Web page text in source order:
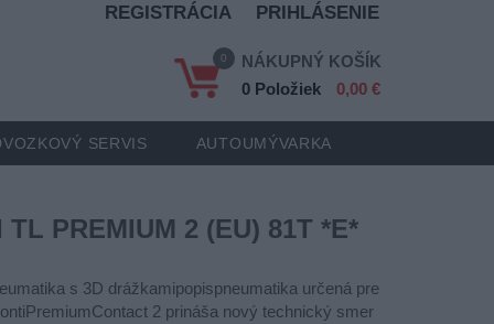
TL PREMIUM 2 (EU) 81T *E*
s 3D drážkamipopispneumatika určená pre
2 prináša nový technický smer
REGISTRÁCIA PRIHLÁSENIE
0
NÁKUPNÝ KOŠÍK
0 Položiek
0,00 €
SERVIS AUTOUMÝVARKA